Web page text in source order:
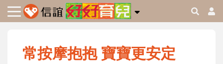
常按摩抱抱 寶寶更安定